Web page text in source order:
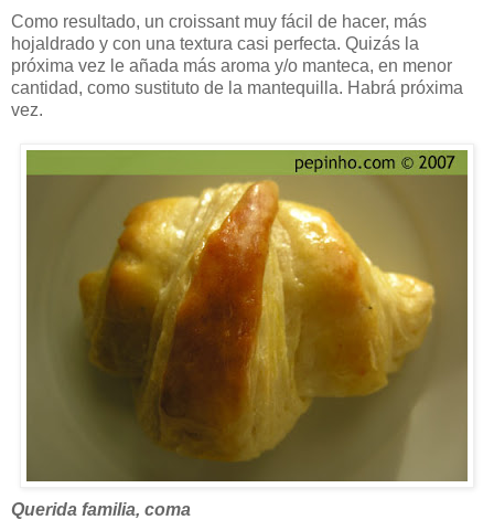
Como resultado, un croissant muy fácil de hacer, más
hojaldrado y con una textura casi perfecta. Quizás la
próxima vez le añada más aroma y/o manteca, en menor
cantidad, como sustituto de la mantequilla. Habrá próxima
vez.
Querida familia, coma